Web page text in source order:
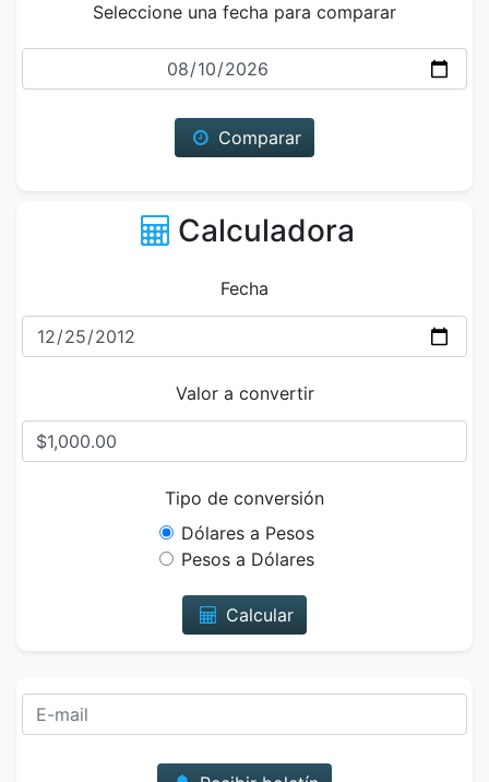
Seleccione una fecha para comparar
Fecha
Comparar
Calculadora
Fecha
Valor a convertir
Tipo de conversión
Dólares a Pesos
Pesos a Dólares
Calcular